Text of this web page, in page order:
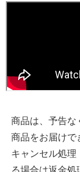
商品は、予告な
商品をお届けで
キャンセル処理
る場合は返金